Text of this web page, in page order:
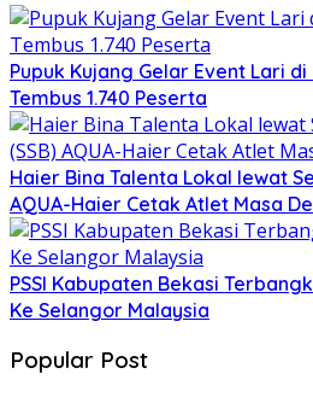
Pupuk Kujang Gelar Event Lari
Tembus 1.740 Peserta
Haier Bina Talenta Lokal lewat
AQUA-Haier Cetak Atlet Masa
PSSI Kabupaten Bekasi
Ke Selangor Malaysia
Popular Post